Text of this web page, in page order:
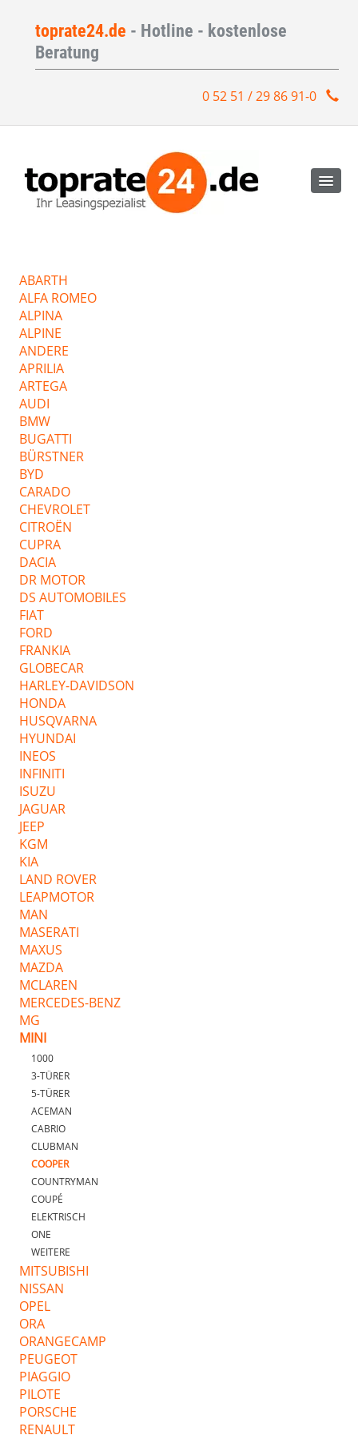
toprate24.de - Hotline - kostenlose
Beratung
0 52 51 / 29 86 91-0
ABARTH
ALFA ROMEO
ALPINA
ALPINE
ANDERE
APRILIA
ARTEGA
AUDI
BMW
BUGATTI
BÜRSTNER
BYD
CARADO
CHEVROLET
CITROËN
CUPRA
DACIA
DR MOTOR
DS AUTOMOBILES
FIAT
FORD
FRANKIA
GLOBECAR
HARLEY-DAVIDSON
HONDA
HUSQVARNA
HYUNDAI
INEOS
INFINITI
ISUZU
JAGUAR
JEEP
KGM
KIA
LAND ROVER
LEAPMOTOR
MAN
MASERATI
MAXUS
MAZDA
MCLAREN
MERCEDES-BENZ
MG
MINI
1000
3-TÜRER
5-TÜRER
ACEMAN
CABRIO
CLUBMAN
COOPER
COUNTRYMAN
COUPÉ
ELEKTRISCH
ONE
WEITERE
MITSUBISHI
NISSAN
OPEL
ORA
ORANGECAMP
PEUGEOT
PIAGGIO
PILOTE
PORSCHE
RENAULT